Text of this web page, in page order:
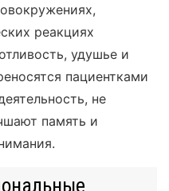
реакциях
удушье и
пациентками
не
память и